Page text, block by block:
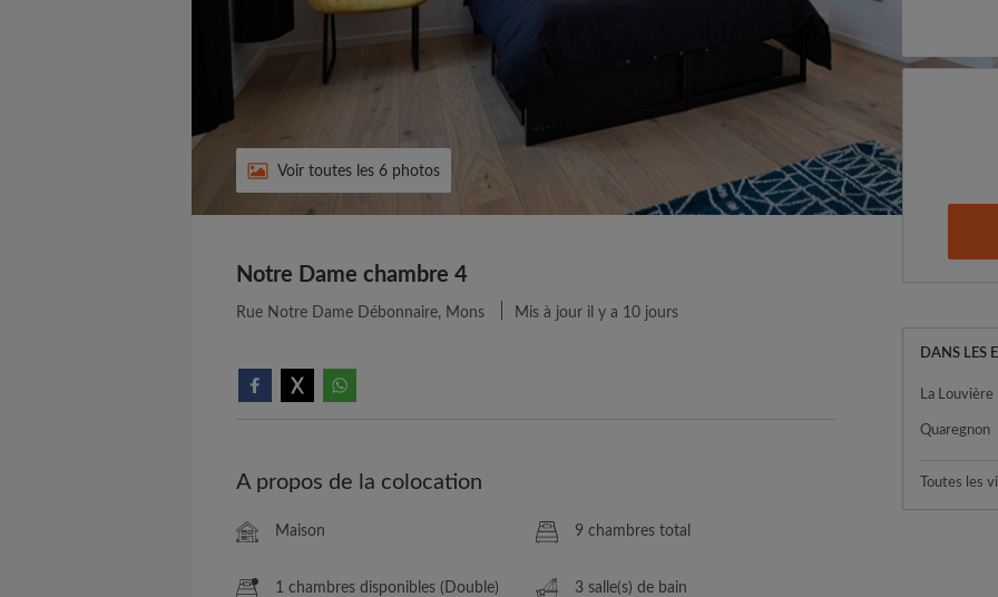
Voir toutes les 6 photos
Notre Dame chambre 4
Rue Notre Dame Débonnaire, Mons Mis à jour il y a 10 jours
A propos de la colocation
Maison 9 chambres total
1 chambres disponibles (Double) 3 salle(s) de bain
DANS LES
La Louvière
Quaregnon
Toutes les